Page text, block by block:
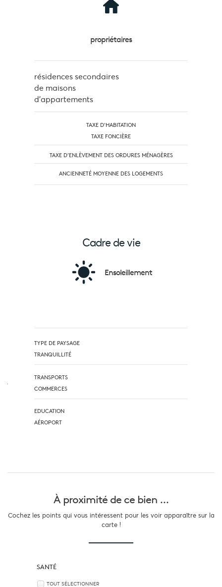
propriétaires
résidences secondaires
de maisons
d'appartements
TAXE D'HABITATION
TAXE FONCIÈRE
TAXE D’ENLÈVEMENT DES ORDURES MÉNAGÈRES
ANCIENNETÉ MOYENNE DES LOGEMENTS
Cadre de vie
Ensoleillement
TYPE DE PAYSAGE
TRANQUILLITÉ
TRANSPORTS
COMMERCES
EDUCATION
AÉROPORT
À proximité de ce bien ...
Cochez les points qui vous intéressent pour les voir apparaître sur la
carte !
SANTÉ
TOUT SÉLECTIONNER